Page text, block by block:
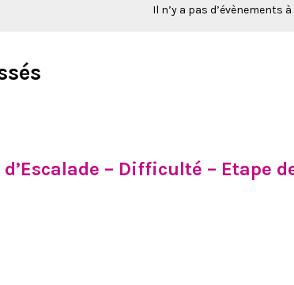
Il n’y a pas d’évènements à
– Difficulté – Etape